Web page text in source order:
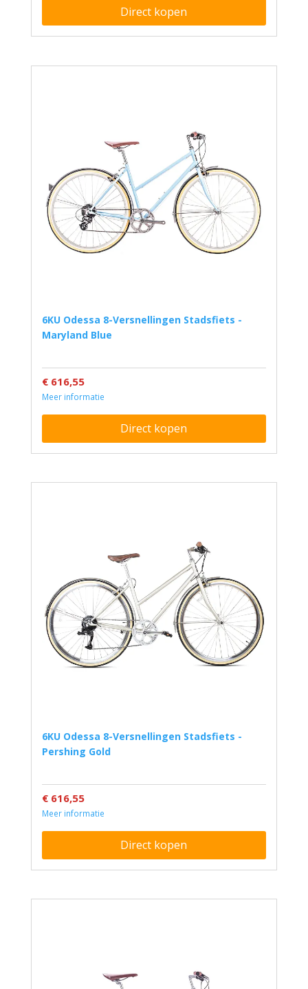
Direct kopen
6KU Odessa 8-Versnellingen Stadsfiets -
Maryland Blue
€ 616,55
Meer informatie
Direct kopen
6KU Odessa 8-Versnellingen Stadsfiets -
Pershing Gold
€ 616,55
Meer informatie
Direct kopen